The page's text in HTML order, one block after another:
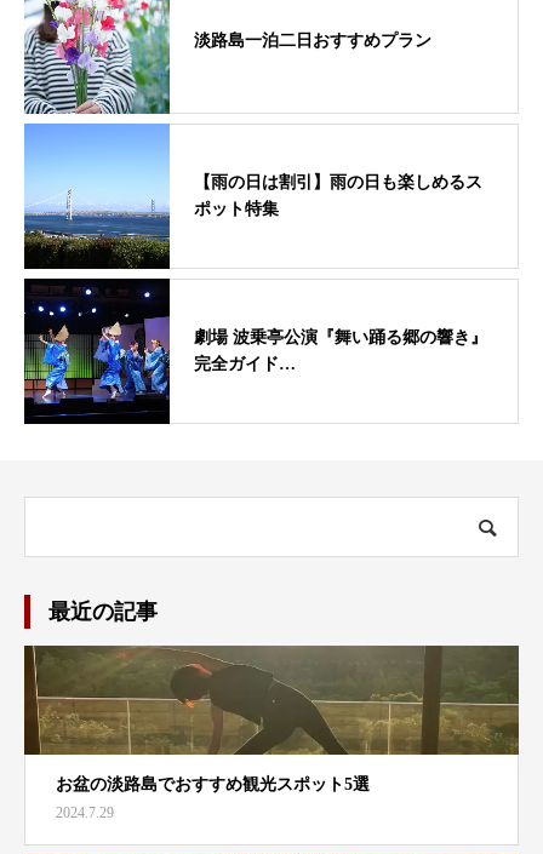
淡路島一泊二日おすすめプラン
【雨の日は割引】雨の日も楽しめるス
ポット特集
劇場 波乗亭公演『舞い踊る郷の響き』
完全ガイド…
最近の記事
お盆の淡路島でおすすめ観光スポット5選
2024.7.29